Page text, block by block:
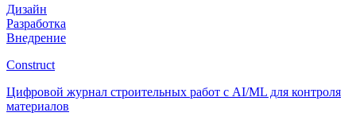
Дизайн
Разработка
Внедрение
Construct
Цифровой журнал строительных работ с AI/ML для контроля
материалов